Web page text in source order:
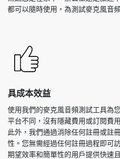
都可以隨時使用，為測試麥克風音
具成本效益
使用我們的麥克風音頻測試工具為
平台不同，沒有隱藏費用或訂閱費
此外，我們通過消除任何註冊或註
性。您無需經過任何註冊過程即可
期望效率和簡單性的用戶提供快速